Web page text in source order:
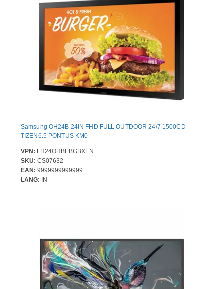
Samsung OH24B 24IN FHD FULL OUTDOOR 24/7 1500CD
TIZEN6.5 PONTUS KM0
VPN: LH24OHBEBGBXEN
SKU: CS07632
EAN: 9999999999999
LANG: IN